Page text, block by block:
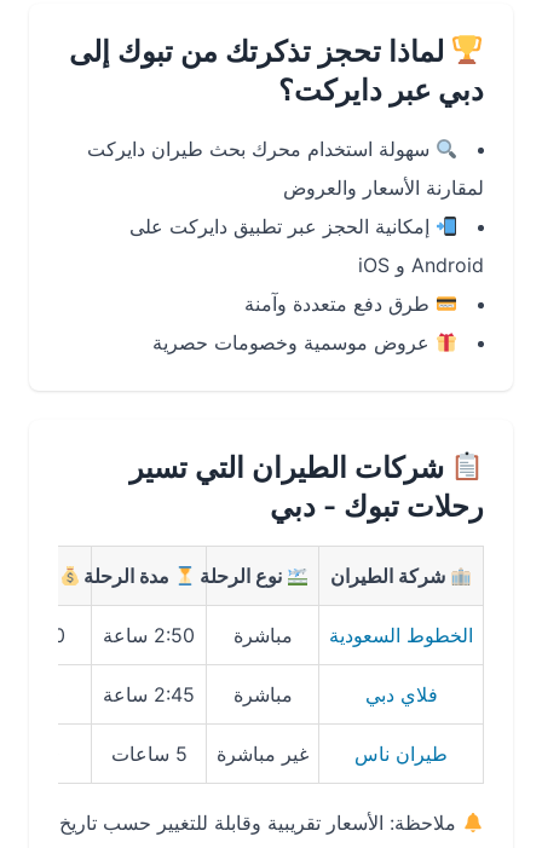
لماذا تحجز تذكرتك من تبوك إلى
دبي عبر دايركت؟
سهولة استخدام محرك بحث طيران دايركت
لمقارنة الأسعار والعروض
إمكانية الحجز عبر تطبيق دايركت على
Android و iOS
طرق دفع متعددة وآمنة
عروض موسمية وخصومات حصرية
شركات الطيران التي تسير
رحلات تبوك - دبي
شركة الطيران نوع الرحلة مدة الرحلة متوسط
الخطوط السعودية مباشرة 2:50 ساعة 1,200 ريال
فلاي دبي مباشرة 2:45 ساعة 980 ريال
طيران ناس غير مباشرة 5 ساعات
ملاحظة: الأسعار تقريبية وقابلة للتغيير حسب تاريخ